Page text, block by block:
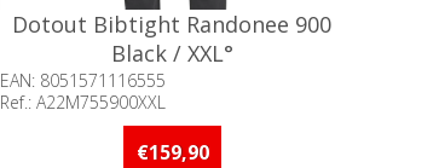
Dotout Bibtight Randonee 900
Black / XXL°
EAN: 8051571116555
Ref.: A22M755900XXL
Beschikbaarheid:: 5 stuks of meer op
€159,90